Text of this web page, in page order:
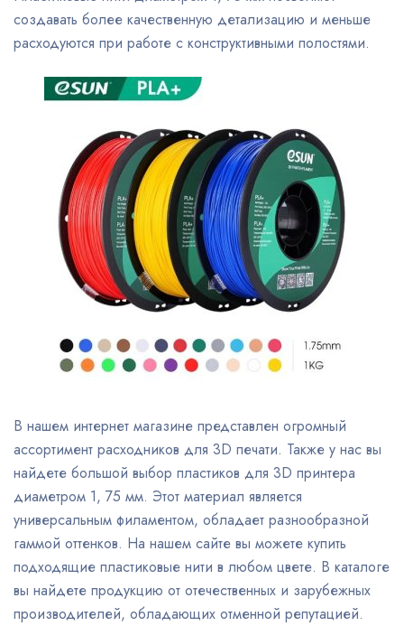
создавать более качественную детализацию и меньше
расходуются при работе с конструктивными полостями.
В нашем интернет магазине представлен огромный
ассортимент расходников для 3D печати. Также у нас вы
найдете большой выбор пластиков для 3D принтера
диаметром 1, 75 мм. Этот материал является
универсальным филаментом, обладает разнообразной
гаммой оттенков. На нашем сайте вы можете купить
подходящие пластиковые нити в любом цвете. В каталоге
вы найдете продукцию от отечественных и зарубежных
производителей, обладающих отменной репутацией.